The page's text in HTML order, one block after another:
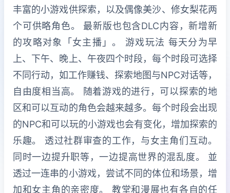
丰富的小游戏供探索，以及偶像美沙、修女梨花两
个可供略角色。 最新版也包含DLC内容，新增新
的攻略对象「女主播」。 游戏玩法 每天分为早
上、下午、晚上、午夜四个时段，每个时段可选择
不同行动，如工作赚钱、探索地图与NPC对话等，
自由度相当高。 随着游戏的进行，可以探索的地
区和可以互动的角色会越来越多。每个时段会出现
的NPC和可以玩的小游戏也会有变化，增加探索的
乐趣。 透过社群审查的工作，与女主角们互动。
同时一边提升职等，一边提高世界的混乱度。 並
透过一连串的小游戏，尝试不同的体位和场景，增
加和女主角的亲密度。 教堂和漫展也有各自的任